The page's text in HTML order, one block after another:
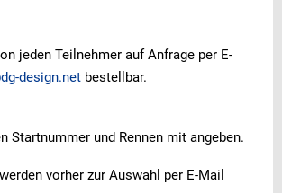
jeden Teilnehmer auf Anfrage per E-
design.net bestellbar.
Startnummer und Rennen mit angeben.
vorher zur Auswahl per E-Mail